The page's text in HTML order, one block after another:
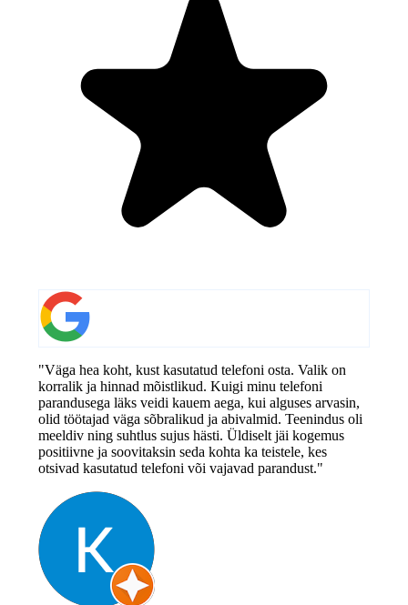
"Väga hea koht, kust kasutatud telefoni osta. Valik on
korralik ja hinnad mõistlikud. Kuigi minu telefoni
parandusega läks veidi kauem aega, kui alguses arvasin,
olid töötajad väga sõbralikud ja abivalmid. Teenindus oli
meeldiv ning suhtlus sujus hästi. Üldiselt jäi kogemus
positiivne ja soovitaksin seda kohta ka teistele, kes
otsivad kasutatud telefoni või vajavad parandust."